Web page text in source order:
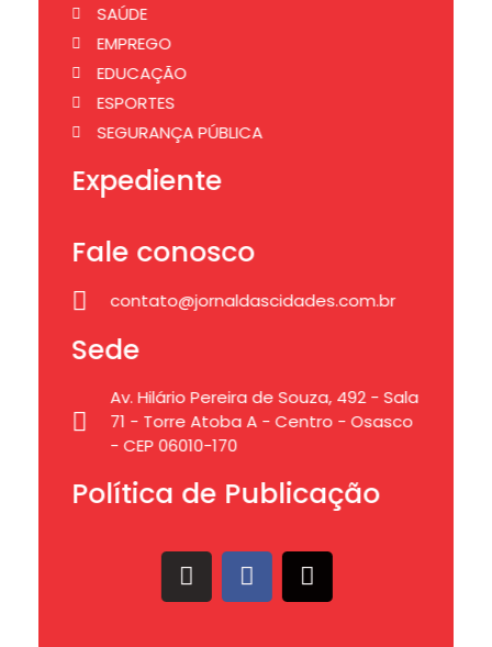
SAÚDE
EMPREGO
EDUCAÇÃO
ESPORTES
SEGURANÇA PÚBLICA
Expediente
Fale conosco
contato@jornaldascidades.com.br
Sede
Av. Hilário Pereira de Souza, 492 - Sala
71 - Torre Atoba A - Centro - Osasco
- CEP 06010-170
Política de Publicação